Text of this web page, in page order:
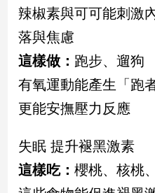
聞
流
行/
時
追
星
生
辣椒素與可可能刺激
落與焦慮
這樣做： 跑步、遛狗
有氧運動能產生「跑
更能安撫壓力反應
失眠 提升褪黑激素
這樣吃：櫻桃、核桃